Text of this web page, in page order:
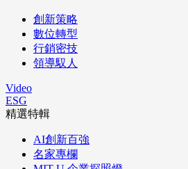
創新策略
數位轉型
行銷密技
領導馭人
Video
ESG
精選特輯
AI創新百強
名家專欄